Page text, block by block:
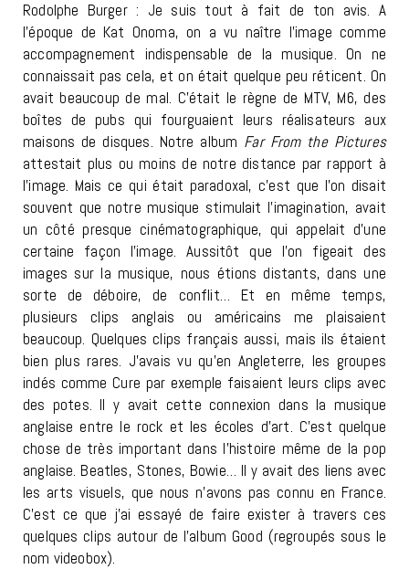
Rodolphe Burger : Je suis tout à fait de ton avis. A
l’époque de Kat Onoma, on a vu naître l’image comme
accompagnement indispensable de la musique. On ne
connaissait pas cela, et on était quelque peu réticent. On
avait beaucoup de mal. C’était le règne de MTV, M6, des
boîtes de pubs qui fourguaient leurs réalisateurs aux
maisons de disques. Notre album Far From the Pictures
attestait plus ou moins de notre distance par rapport à
l’image. Mais ce qui était paradoxal, c’est que l’on disait
souvent que notre musique stimulait l’imagination, avait
un côté presque cinématographique, qui appelait d’une
certaine façon l’image. Aussitôt que l’on figeait des
images sur la musique, nous étions distants, dans une
sorte de déboire, de conflit… Et en même temps,
plusieurs clips anglais ou américains me plaisaient
beaucoup. Quelques clips français aussi, mais ils étaient
bien plus rares. J’avais vu qu’en Angleterre, les groupes
indés comme Cure par exemple faisaient leurs clips avec
des potes. Il y avait cette connexion dans la musique
anglaise entre le rock et les écoles d’art. C’est quelque
chose de très important dans l’histoire même de la pop
anglaise. Beatles, Stones, Bowie… Il y avait des liens avec
les arts visuels, que nous n’avons pas connu en France.
C’est ce que j’ai essayé de faire exister à travers ces
quelques clips autour de l’album Good (regroupés sous le
nom videobox).